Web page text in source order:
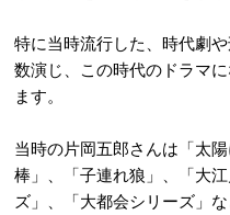
特に当時流行した、時代劇
数演じ、この時代のドラマ
ます。
当時の片岡五郎さんは「太
棒」、「子連れ狼」、「大
ズ」、「大都会シリーズ」